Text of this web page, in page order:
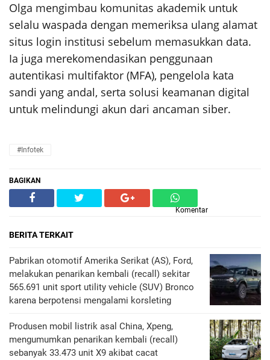
Olga mengimbau komunitas akademik untuk
selalu waspada dengan memeriksa ulang alamat
situs login institusi sebelum memasukkan data.
Ia juga merekomendasikan penggunaan
autentikasi multifaktor (MFA), pengelola kata
sandi yang andal, serta solusi keamanan digital
untuk melindungi akun dari ancaman siber.
#Infotek
BAGIKAN
Komentar
BERITA TERKAIT
Pabrikan otomotif Amerika Serikat (AS), Ford,
melakukan penarikan kembali (recall) sekitar
565.691 unit sport utility vehicle (SUV) Bronco
karena berpotensi mengalami korsleting
Produsen mobil listrik asal China, Xpeng,
mengumumkan penarikan kembali (recall)
sebanyak 33.473 unit X9 akibat cacat